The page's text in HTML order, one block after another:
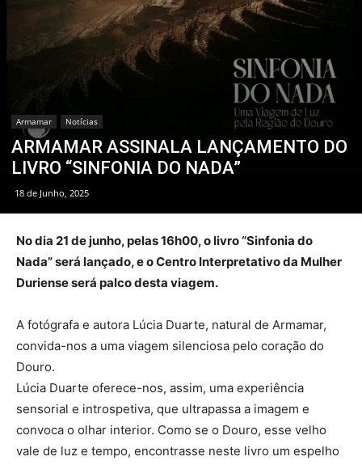
Armamar Notícias
ARMAMAR ASSINALA LANÇAMENTO DO
LIVRO “SINFONIA DO NADA”
18 de Junho, 2025
No dia 21 de junho, pelas 16h00, o livro “Sinfonia do
Nada” será lançado, e o Centro Interpretativo da Mulher
Duriense será palco desta viagem.
A fotógrafa e autora Lúcia Duarte, natural de Armamar,
convida-nos a uma viagem silenciosa pelo coração do
Douro.
Lúcia Duarte oferece-nos, assim, uma experiência
sensorial e introspetiva, que ultrapassa a imagem e
convoca o olhar interior. Como se o Douro, esse velho
vale de luz e tempo, encontrasse neste livro um espelho